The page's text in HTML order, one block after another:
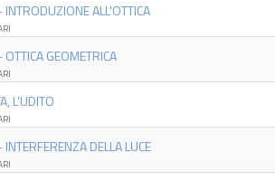
ALL'OTTICA
GEOMETRICA
L'UDITO
DELLA LUCE